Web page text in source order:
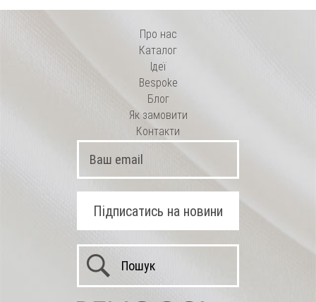
Про нас
Каталог
Ідеї
Bespoke
Блог
Як замовити
Контакти